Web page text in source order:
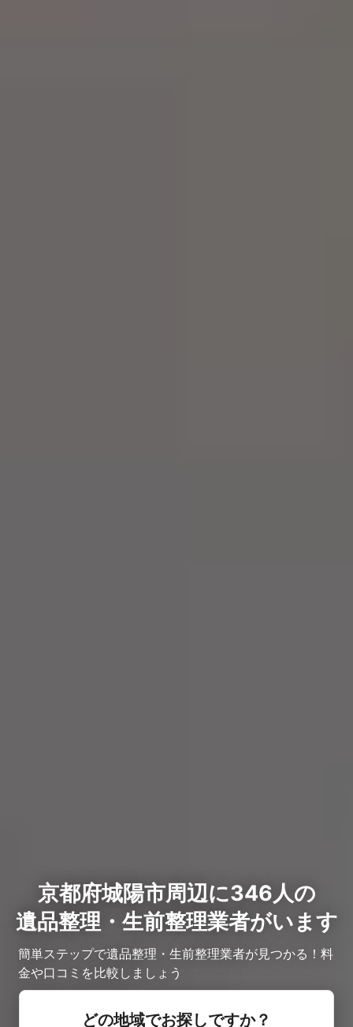
京都府城陽市周辺に346人の
遺品整理・生前整理業者がいます
簡単ステップで遺品整理・生前整理業者が見つかる！料
金や口コミを比較しましょう
どの地域でお探しですか？